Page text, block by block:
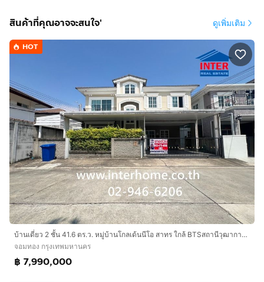
สินค้าที่คุณอาจจะสนใจ' ดูเพิ่มเติม
HOT
บ้านเดี่ยว 2 ชั้น 41.6 ตร.ว. หมู่บ้านโกลเด้นนีโอ สาทร ใกล้ BTSสถานีวุฒากาศ ถนนกัลปพฤกษ์ ถนนราชพฤกษ์ ถนนกาญจนาภิเษก เขตจอมทอง กรุงเทพมหานคร
จอมทอง กรุงเทพมหานคร
฿ 7,990,000